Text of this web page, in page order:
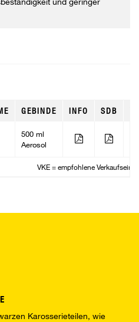
GEBINDE INFO SDB
500 ml
Aerosol
VKE = empfohlene
Karosserieteilen, wie